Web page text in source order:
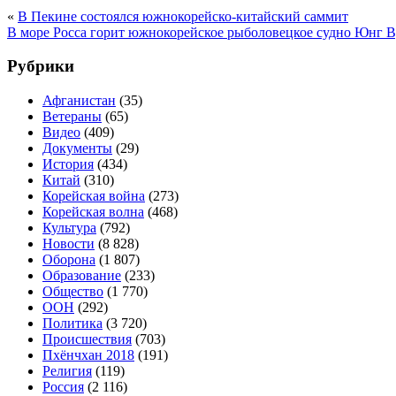
« В Пекине состоялся южнокорейско-китайский саммит
В море Росса горит южнокорейское рыболовецкое судно Юнг
Рубрики
Афганистан (35)
Ветераны (65)
Видео (409)
Документы (29)
История (434)
Китай (310)
Корейская война (273)
Корейская волна (468)
Культура (792)
Новости (8 828)
Оборона (1 807)
Образование (233)
Общество (1 770)
ООН (292)
Политика (3 720)
Происшествия (703)
Пхёнчхан 2018 (191)
Религия (119)
Россия (2 116)